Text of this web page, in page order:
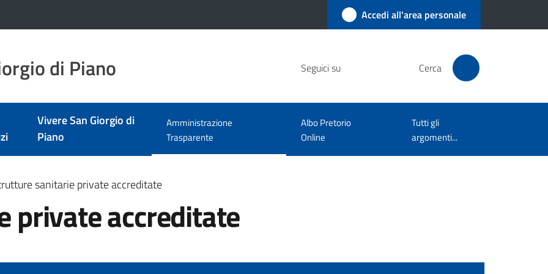
Accedi all'area personale
di Piano Seguici su Cerca
Vivere San Giorgio di
Piano
Amministrazione
Trasparente
Menu selezionato
Albo Pretorio
Online
Tutti gli
argomenti...
sanitarie private accreditate
private accreditate